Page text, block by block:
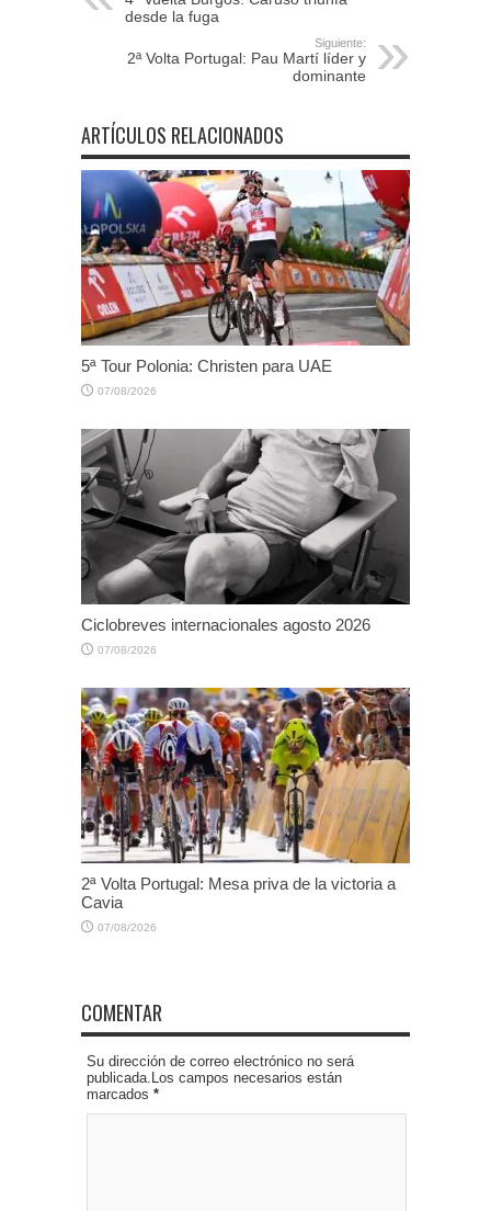
desde la fuga
Siguiente:
2ª Volta Portugal: Pau Martí líder y
dominante
ARTÍCULOS RELACIONADOS
5ª Tour Polonia: Christen para UAE
07/08/2026
Ciclobreves internacionales agosto 2026
07/08/2026
2ª Volta Portugal: Mesa priva de la victoria a
Cavia
07/08/2026
COMENTAR
Su dirección de correo electrónico no será
publicada.Los campos necesarios están
marcados *